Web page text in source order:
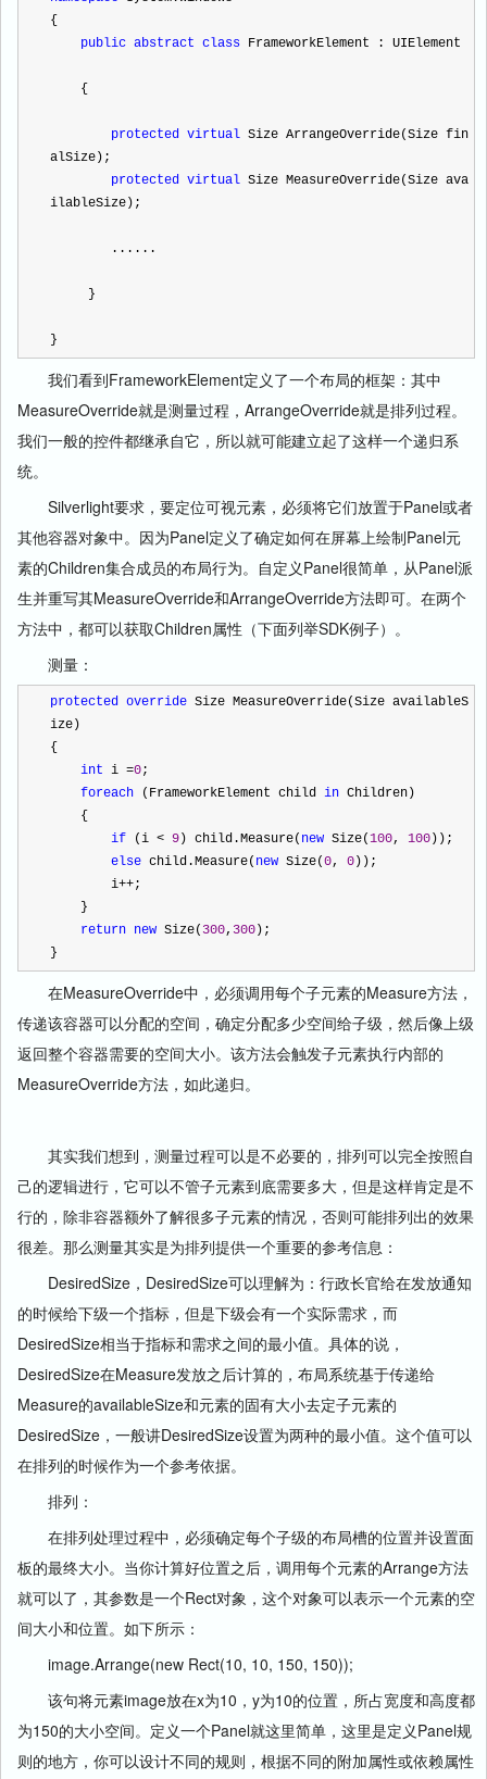
{
public abstract class FrameworkElement : UIElement
    {
protected virtual Size ArrangeOverride(Size fin
alSize);
protected virtual Size MeasureOverride(Size ava
ilableSize);
        ......
     }
}
我们看到FrameworkElement定义了一个布局的框架：其中
MeasureOverride就是测量过程，ArrangeOverride就是排列过程。
我们一般的控件都继承自它，所以就可能建立起了这样一个递归系
统。
Silverlight要求，要定位可视元素，必须将它们放置于Panel或者
其他容器对象中。因为Panel定义了确定如何在屏幕上绘制Panel元
素的Children集合成员的布局行为。自定义Panel很简单，从Panel派
生并重写其MeasureOverride和ArrangeOverride方法即可。在两个
方法中，都可以获取Children属性（下面列举SDK例子）。
测量：
protected override Size MeasureOverride(Size availableS
ize)
{
int i =0;
foreach (FrameworkElement child in Children)
    {
if (i < 9 ) child.Measure( new Size(100, 100 ));
else child.Measure( new Size(0, 0 ));
        i
++;
    }
return new Size( 300, 300 );
}
在MeasureOverride中，必须调用每个子元素的Measure方法，
传递该容器可以分配的空间，确定分配多少空间给子级，然后像上级
返回整个容器需要的空间大小。该方法会触发子元素执行内部的
MeasureOverride方法，如此递归。
其实我们想到，测量过程可以是不必要的，排列可以完全按照自
己的逻辑进行，它可以不管子元素到底需要多大，但是这样肯定是不
行的，除非容器额外了解很多子元素的情况，否则可能排列出的效果
很差。那么测量其实是为排列提供一个重要的参考信息：
DesiredSize，DesiredSize可以理解为：行政长官给在发放通知
的时候给下级一个指标，但是下级会有一个实际需求，而
DesiredSize相当于指标和需求之间的最小值。具体的说，
DesiredSize在Measure发放之后计算的，布局系统基于传递给
Measure的availableSize和元素的固有大小去定子元素的
DesiredSize，一般讲DesiredSize设置为两种的最小值。这个值可以
在排列的时候作为一个参考依据。
排列：
在排列处理过程中，必须确定每个子级的布局槽的位置并设置面
板的最终大小。当你计算好位置之后，调用每个元素的Arrange方法
就可以了，其参数是一个Rect对象，这个对象可以表示一个元素的空
间大小和位置。如下所示：
image.Arrange(new Rect(10, 10, 150, 150));
该句将元素image放在x为10，y为10的位置，所占宽度和高度都
为150的大小空间。定义一个Panel就这里简单，这里是定义Panel规
则的地方，你可以设计不同的规则，根据不同的附加属性或依赖属性